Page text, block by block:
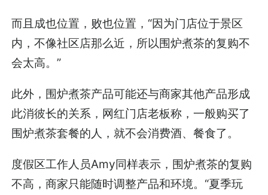
而且成也位置，败也位置，“因为门店位于景区
内，不像社区店那么近，所以围炉煮茶的复购不
会太高。”
此外，围炉煮茶产品可能还与商家其他产品形成
此消彼长的关系，网红门店老板称，一般购买了
围炉煮茶套餐的人，就不会消费酒、餐食了。
度假区工作人员Amy同样表示，围炉煮茶的复购
不高，商家只能随时调整产品和环境。“夏季玩